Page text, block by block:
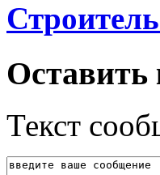
Оставить
Текст